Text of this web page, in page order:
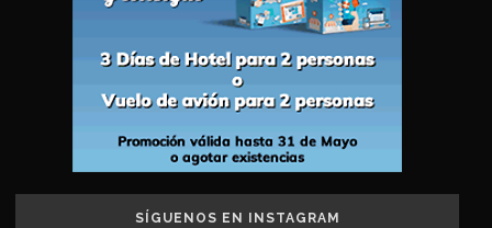
SÍGUENOS EN INSTAGRAM